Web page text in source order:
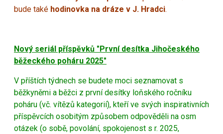
bude také hodinovka na dráze v J. Hradci.
Nový seriál příspěvků "První desítka Jihočeského
běžeckého poháru 2025"
V příštích týdnech se budete moci seznamovat s
běžkyněmi a běžci z první desítky loňského ročníku
poháru (vč. vítězů kategorií), kteří ve svých inspirativních
příspěvcích osobitým způsobem odpověděli na osm
otázek (o sobě, povolání, spokojenost s r. 2025,